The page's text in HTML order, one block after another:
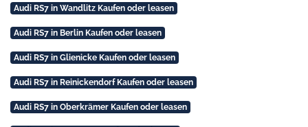
Audi RS7 in Wandlitz Kaufen oder leasen
Audi RS7 in Berlin Kaufen oder leasen
Audi RS7 in Glienicke Kaufen oder leasen
Audi RS7 in Reinickendorf Kaufen oder leasen
Audi RS7 in Oberkrämer Kaufen oder leasen